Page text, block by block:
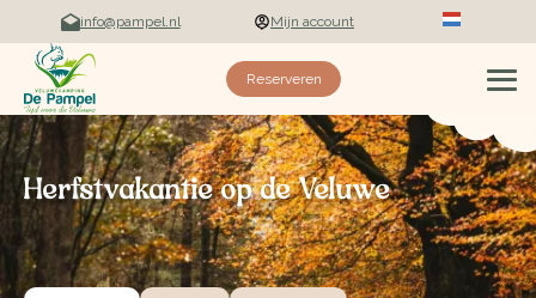
info@pampel.nl Mijn account Deutsch
Reserveren
Herfstvakantie op de Veluwe